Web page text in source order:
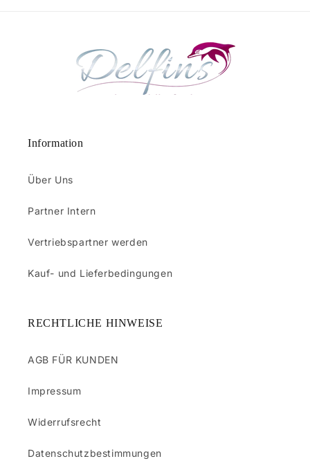
Information
Über Uns
Partner Intern
Vertriebspartner werden
Kauf- und Lieferbedingungen
RECHTLICHE HINWEISE
AGB FÜR KUNDEN
Impressum
Widerrufsrecht
Datenschutzbestimmungen